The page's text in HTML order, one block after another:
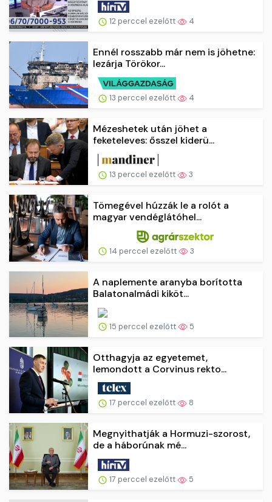
12 perccel ezelőtt 4
Ennél rosszabb már nem is jöhetne:
lezárja Törökor...
13 perccel ezelőtt 4
Mézeshetek után jöhet a
feketeleves: ősszel kiderü...
13 perccel ezelőtt 3
Tömegével húzzák le a rolót a
magyar vendéglátóhel...
14 perccel ezelőtt 3
A naplemente aranyba borította
Balatonalmádi kiköt...
15 perccel ezelőtt 5
Otthagyja az egyetemet,
lemondott a Corvinus rekto...
17 perccel ezelőtt 8
Megnyithatják a Hormuzi-szorost,
de a háborúnak mé...
17 perccel ezelőtt 5